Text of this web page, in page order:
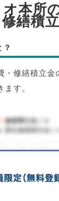
本所
繕積
・修繕積立金
す。
修繕積立金／㎡
競合修繕積立金／㎡